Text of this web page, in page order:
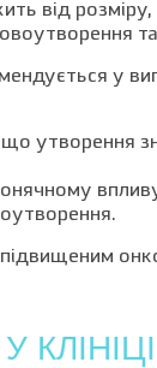
від
у
утворення